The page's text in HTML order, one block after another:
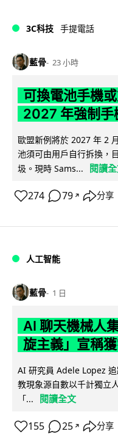
3C科技 手提電話
藍骨 23 小時
可換電池手機
2027 年強制手
歐盟新例將於 2027 年 2
池須可由用戶自行拆換，
圾。現時 Sams...
閱讀
274 79 ↗ 分享
人工智能
藍骨 1 日
AI 聊天機械人
旋主義」宣稱
AI 研究員 Adele Lopez
教現象源自數以千計獨立
「...
閱讀全文
155 25 ↗ 分享